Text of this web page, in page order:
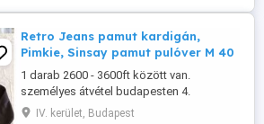
Retro Jeans pamut kardigán,
Pimkie, Sinsay pamut pulóver M 40
1 darab 2600 - 3600ft között van.
személyes átvétel budapesten 4.
kerületben vagy utalás után postázom
IV. kerület, Budapest